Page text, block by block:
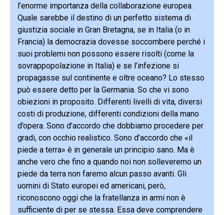
l’enorme importanza della collaborazione europea.
Quale sarebbe il destino di un perfetto sistema di
giustizia sociale in Gran Bretagna, se in Italia (o in
Francia) la democrazia dovesse soccombere perché i
suoi problemi non possono essere risolti (come la
sovrappopolazione in Italia) e se l’infezione si
propagasse sul continente e oltre oceano? Lo stesso
può essere detto per la Germania. So che vi sono
obiezioni in proposito. Differenti livelli di vita, diversi
costi di produzione, differenti condizioni della mano
d’opera. Sono d’accordo che dobbiamo procedere per
gradi, con occhio realistico. Sono d’accordo che «il
piede a terra» è in generale un principio sano. Ma è
anche vero che fino a quando noi non solleveremo un
piede da terra non faremo alcun passo avanti. Gli
uomini di Stato europei ed americani, però,
riconoscono oggi che la fratellanza in armi non è
sufficiente di per se stessa. Essa deve comprendere